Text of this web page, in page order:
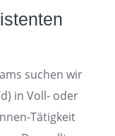
suchen wir
in Voll- oder
Tätigkeit